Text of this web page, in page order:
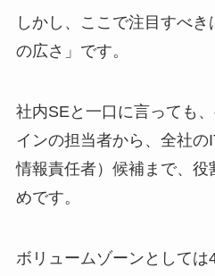
しかし、ここで注目すべ
の広さ」です。
社内SEと一口に言っても
インの担当者から、全社
情報責任者）候補まで、役
めです。
ボリュームゾーンとして